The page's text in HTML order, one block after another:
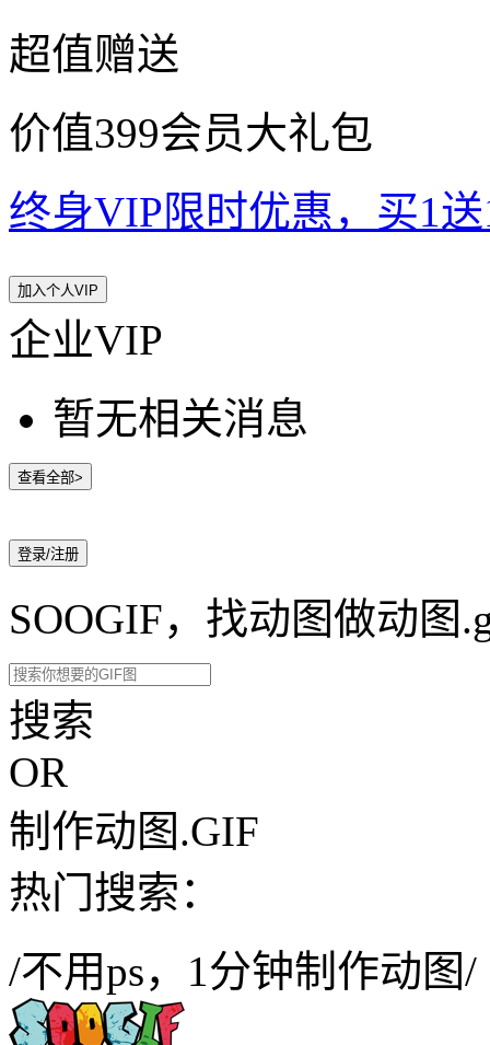
超值赠送
价值399会员大礼包
终身VIP限时优惠，买1
加入个人VIP
企业VIP
暂无相关消息
查看全部>
登录/注册
SOOGIF，找动图做动图
搜索
OR
制作动图.GIF
热门搜索：
/不用ps，1分钟制作动图/